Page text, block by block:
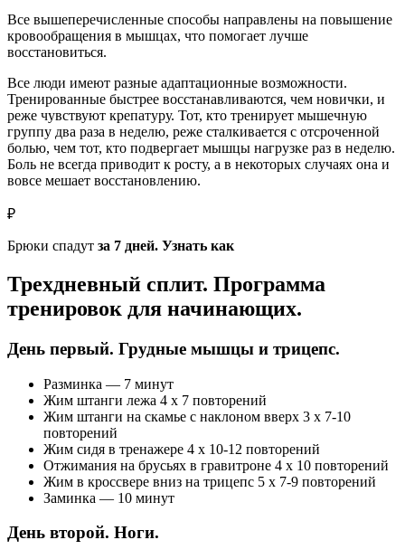
Все вышеперечисленные способы направлены на повышение
кровообращения в мышцах, что помогает лучше
восстановиться.
Все люди имеют разные адаптационные возможности.
Тренированные быстрее восстанавливаются, чем новички, и
реже чувствуют крепатуру. Тот, кто тренирует мышечную
группу два раза в неделю, реже сталкивается с отсроченной
болью, чем тот, кто подвергает мышцы нагрузке раз в неделю.
Боль не всегда приводит к росту, а в некоторых случаях она и
вовсе мешает восстановлению.
₽
Брюки спадут за 7 дней. Узнать как
Трехдневный сплит. Программа
тренировок для начинающих.
День первый. Грудные мышцы и трицепс.
Разминка — 7 минут
Жим штанги лежа 4 х 7 повторений
Жим штанги на скамье с наклоном вверх 3 х 7-10
повторений
Жим сидя в тренажере 4 х 10-12 повторений
Отжимания на брусьях в гравитроне 4 х 10 повторений
Жим в кроссвере вниз на трицепс 5 х 7-9 повторений
Заминка — 10 минут
День второй. Ноги.